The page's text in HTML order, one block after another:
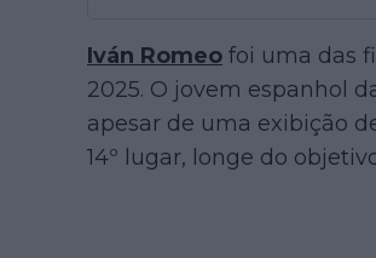
Iván Romeo foi uma das
2025. O jovem espanhol
apesar de uma exibição
14º lugar, longe do